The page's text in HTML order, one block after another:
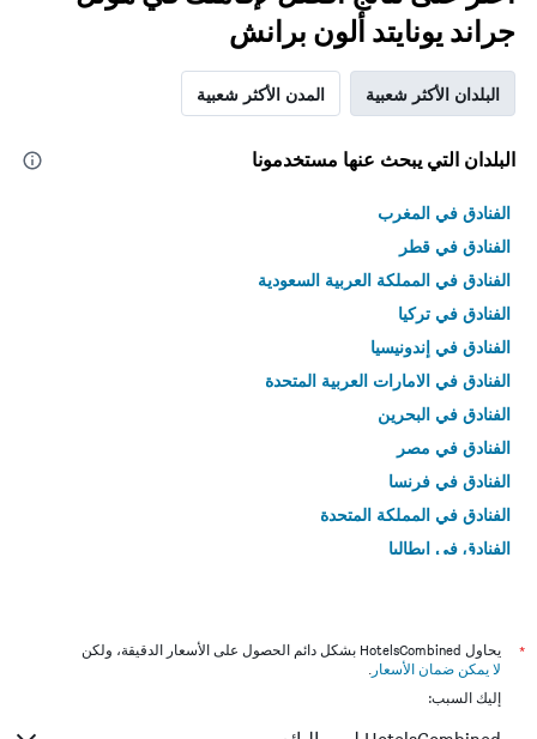
جراند يونايتد ألون برانش
البلدان الأكثر شعبية المدن الأكثر شعبية
البلدان التي يبحث عنها مستخدمونا
الفنادق في المغرب
الفنادق في قطر
الفنادق في المملكة العربية السعودية
الفنادق في تركيا
الفنادق في إندونيسيا
الفنادق في الامارات العربية المتحدة
الفنادق في البحرين
الفنادق في مصر
الفنادق في فرنسا
الفنادق في المملكة المتحدة
الفنادق في إيطاليا
*
يحاول HotelsCombined بشكل دائم الحصول على الأسعار الدقيقة، ولكن
لا يمكن ضمان الأسعار .
إليك السبب: